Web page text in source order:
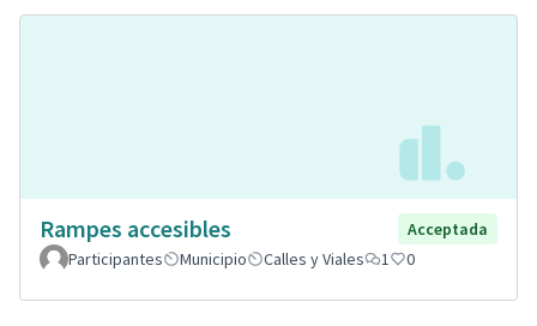
Rampes accesibles
Acceptada
Participantes
Municipio Calles y Viales 1 0